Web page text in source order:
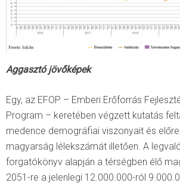
Aggasztó jövőképek
Egy, az EFOP – Emberi Erőforrás
Program – keretében végzett kutatás
medence demográfiai viszonyait és
magyarság lélekszámát illetően. A
forgatókönyv alapján a térségben élő
2051-re a jelenlegi 12.000.000-ról